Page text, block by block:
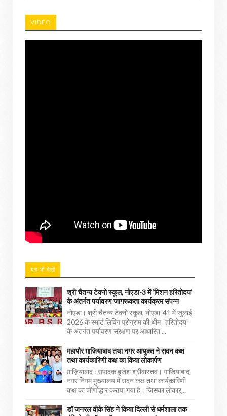
VIDEO
यह भी देखें
श्री चैतन्य टेक्नो स्कूल, नोएडा-3 में ‘मिशन हरितोदय’
के अंतर्गत पर्यावरण जागरूकता कार्यक्रम संपन्न
नोएडा। श्री चैतन्य टेक्नो स्कूल, नोएडा-41 में जुलाई
2026 के स्मार्ट लिविंग प्रोग्राम की थीम “हरितोदय”
के अंतर्गत पर्यावरण संरक्षण पर आधारित ...
महापौर ग़ाज़ियाबाद तथा नगर आयुक्त ने सदन कक्ष
तथा कार्यकारिणी कक्ष का किया लोकार्पण
ग़ाज़ियाबाद : संपादक बृजेश श्रीवास्तव। गाजियाबाद
नगर निगम मुख्यालय में सदन कक्ष तथा कार्यकारिणी
कक्ष का जीर्णोद्धार कराया गया है। जिसका लोकार्...
डॉ जनरल वीके सिंह ने किया दिल्ली से धर्मशाला तक